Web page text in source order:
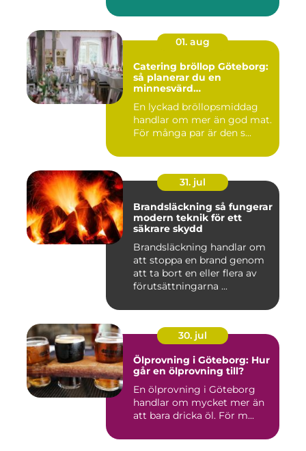
01. aug
Catering bröllop Göteborg:
så planerar du en
minnesvärd
En lyckad bröllopsmiddag
handlar om mer än god mat.
För många par är den s...
31. jul
Brandsläckning så fungerar
modern teknik för ett
säkrare skydd
Brandsläckning handlar om
att stoppa en brand genom
att ta bort en eller flera av
förutsättningarna ...
30. jul
Ölprovning i Göteborg: Hur
går en ölprovning till?
En ölprovning i Göteborg
handlar om mycket mer än
att bara dricka öl. För m...